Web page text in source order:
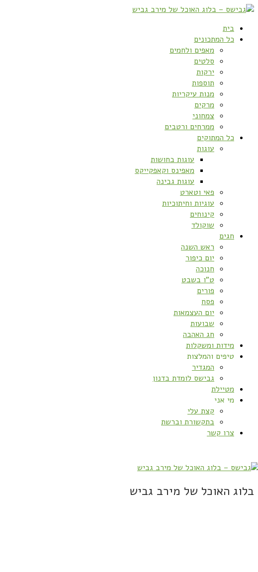
בית
כל המתכונים
מאפים ולחמים
סלטים
ירקות
תוספות
מנות עיקריות
מרקים
צמחוני
ממרחים ורטבים
כל המתוקים
עוגות
עוגות בחושות
מאפינס וקאפקייקס
עוגות גבינה
פאי וטארט
עוגיות וחיתוכיות
קינוחים
שוקולד
חגים
ראש השנה
יום כיפור
חנוכה
ט”ו בשבט
פורים
פסח
יום העצמאות
שבועות
חג האהבה
מידות ומשקלות
טיפים והמלצות
המגדיר
גבישס לומדת בדנון
מטיילת
מי אני
קצת עלי
בתקשורת וברשת
צרו קשר
בלוג האוכל של מירב גביש